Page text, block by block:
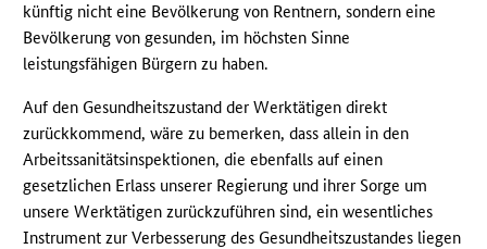
künftig nicht eine Bevölkerung von Rentnern, sondern eine
Bevölkerung von gesunden, im höchsten Sinne
leistungsfähigen Bürgern zu haben.
Auf den Gesundheitszustand der Werktätigen direkt
zurückkommend, wäre zu bemerken, dass allein in den
Arbeitssanitätsinspektionen, die ebenfalls auf einen
gesetzlichen Erlass unserer Regierung und ihrer Sorge um
unsere Werktätigen zurückzuführen sind, ein wesentliches
Instrument zur Verbesserung des Gesundheitszustandes liegen